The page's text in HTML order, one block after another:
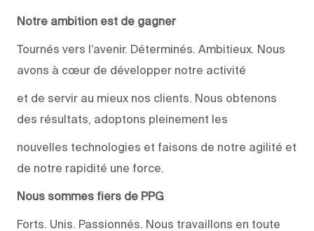
Notre ambition est de gagner
Tournés vers l’avenir. Déterminés. Ambitieux. Nous
avons à cœur de développer notre activité
et de servir au mieux nos clients. Nous obtenons
des résultats, adoptons pleinement les
nouvelles technologies et faisons de notre agilité et
de notre rapidité une force.
Nous sommes fiers de PPG
Forts. Unis. Passionnés. Nous travaillons en toute